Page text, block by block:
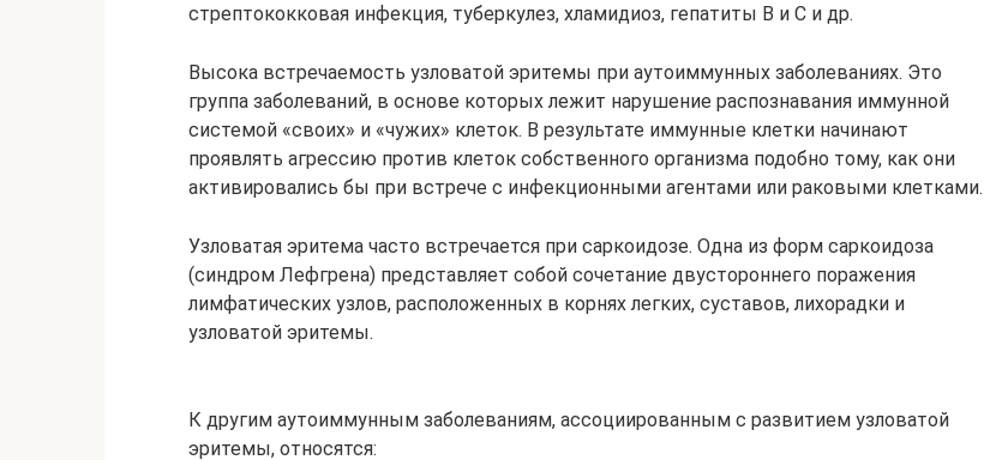
стрептококковая инфекция, туберкулез, хламидиоз, гепатиты В и С и др.
Высока встречаемость узловатой эритемы при аутоиммунных заболеваниях. Это
группа заболеваний, в основе которых лежит нарушение распознавания иммунной
системой «своих» и «чужих» клеток. В результате иммунные клетки начинают
проявлять агрессию против клеток собственного организма подобно тому, как они
активировались бы при встрече с инфекционными агентами или раковыми клетками.
Узловатая эритема часто встречается при саркоидозе. Одна из форм саркоидоза
(синдром Лефгрена) представляет собой сочетание двустороннего поражения
лимфатических узлов, расположенных в корнях легких, суставов, лихорадки и
узловатой эритемы.
К другим аутоиммунным заболеваниям, ассоциированным с развитием узловатой
эритемы, относятся: